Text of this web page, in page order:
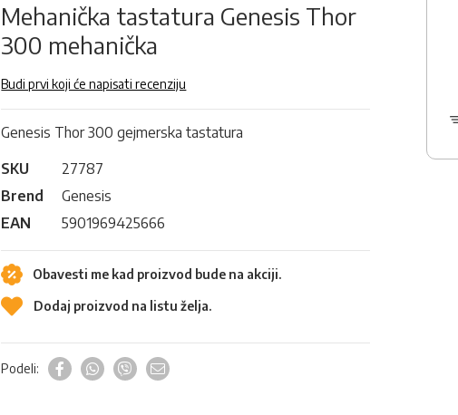
Mehanička tastatura Genesis Thor
300 mehanička
Budi prvi koji će napisati recenziju
Genesis Thor 300 gejmerska tastatura
SKU
27787
Brend
Genesis
EAN
5901969425666
Obavesti me kad proizvod bude na akciji.
Dodaj proizvod na listu želja.
Podeli: